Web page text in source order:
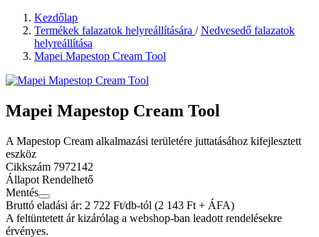
Kezdőlap
Termékek falazatok helyreállítására /Nedvesedő falazatok
helyreállítása
Mapei Mapestop Cream Tool
Mapei Mapestop Cream Tool
A Mapestop Cream alkalmazási területére juttatásához kifejlesztett
eszköz
Cikkszám 7972142
Állapot Rendelhető
Mentés
Bruttó eladási ár: 2 722 Ft/db-tól (2 143 Ft + ÁFA)
A feltüntetett ár kizárólag a webshop-ban leadott rendelésekre
érvényes.